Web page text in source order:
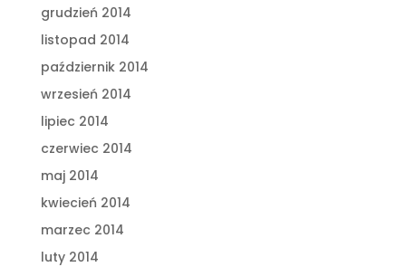
grudzień 2014
listopad 2014
październik 2014
wrzesień 2014
lipiec 2014
czerwiec 2014
maj 2014
kwiecień 2014
marzec 2014
luty 2014